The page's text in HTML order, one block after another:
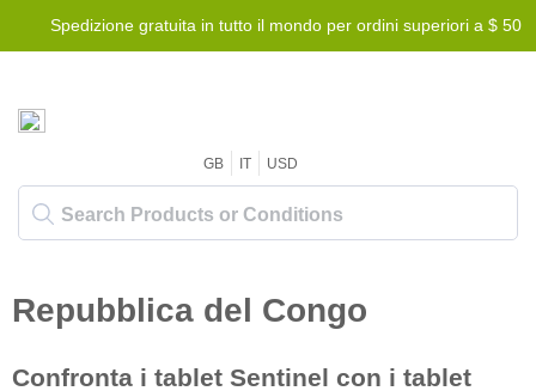
Spedizione gratuita in tutto il mondo per ordini superiori a $ 50
GB IT USD